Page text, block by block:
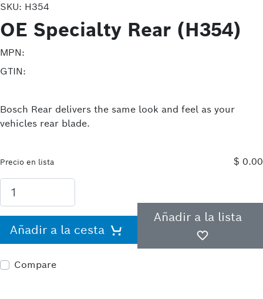
SKU: H354
OE Specialty Rear (H354)
MPN:
GTIN:
Bosch Rear delivers the same look and feel as your
vehicles rear blade.
Precio en lista $ 0.00
Añadir a la cesta
Añadir a la lista
Compare